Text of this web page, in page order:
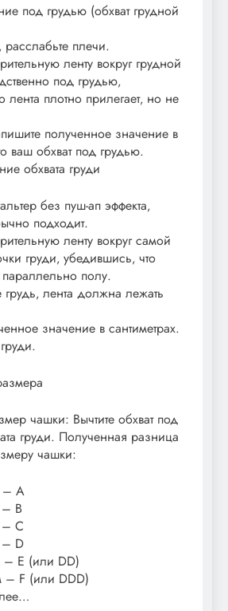
под грудью (обхват грудной
расслабьте плечи.
ленту вокруг грудной
под грудью‚
лента плотно прилегает‚ но не
полученное значение в
ваш обхват под грудью.
обхвата груди
без пуш-ап эффекта‚
подходит.
ленту вокруг самой
груди‚ убедившись‚ что
параллельно полу.
лента должна лежать
значение в сантиметрах.
чашки: Вычтите обхват под
груди. Полученная разница
чашки:
– A
– B
– C
– D
– E (или DD)
– F (или DDD)